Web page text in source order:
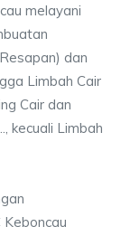
melayani
dan
Limbah Cair
Cair dan
kecuali Limbah